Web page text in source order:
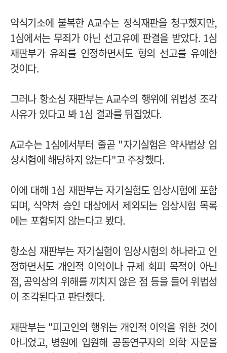
약식기소에 불복한 A교수는 정식재판을 청구했지만,
1심에서는 무죄가 아닌 선고유예 판결을 받았다. 1심
재판부가 유죄를 인정하면서도 형의 선고를 유예한
것이다.
그러나 항소심 재판부는A교수의 행위에 위법성 조각
사유가 있다고 봐1심 결과를 뒤집었다.
A교수는 1심에서부터 줄곧 "자기실험은 약사법상 임
상시험에 해당하지 않는다"고 주장했다.
이에 대해 1심 재판부는 자기실험도 임상시험에 포함
되며, 식약처 승인 대상에서 제외되는 임상시험 목록
에는 포함되지 않는다고 봤다.
항소심 재판부는 자기실험이 임상시험의 하나라고 인
정하면서도 개인적 이익이나 규제 회피 목적이 아닌
점,공익상의 위해를 끼치지 않은 점 등을 들어 위법성
이 조각된다고 판단했다.
재판부는 "피고인의 행위는 개인적 이익을 위한 것이
아니었고, 병원에 입원해 공동연구자의 의학 자문을